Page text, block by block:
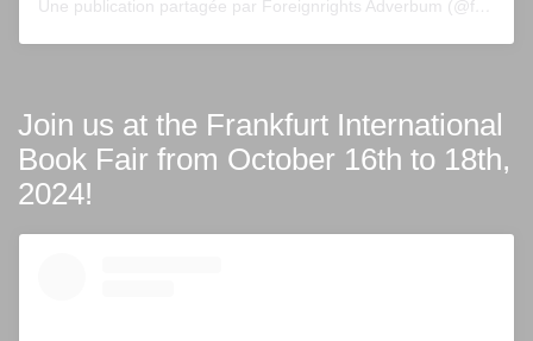
Une publication partagée par Foreignrights Adverbum (@foreignrightsadverbum)
Join us at the Frankfurt International
Book Fair from October 16th to 18th,
2024!